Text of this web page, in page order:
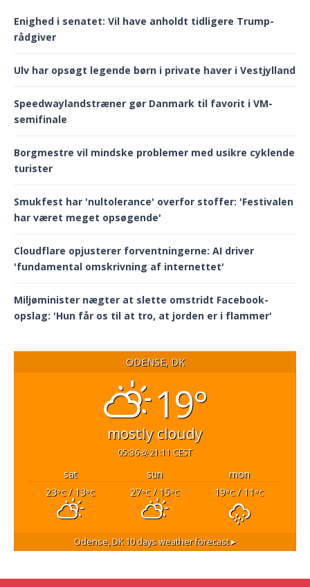
Enighed i senatet: Vil have anholdt tidligere Trump-
rådgiver
Ulv har opsøgt legende børn i private haver i Vestjylland
Speedwaylandstræner gør Danmark til favorit i VM-
semifinale
Borgmestre vil mindske problemer med usikre cyklende
turister
Smukfest har 'nultolerance' overfor stoffer: 'Festivalen
har været meget opsøgende'
Cloudflare opjusterer forventningerne: AI driver
'fundamental omskrivning af internettet'
Miljøminister nægter at slette omstridt Facebook-
opslag: 'Hun får os til at tro, at jorden er i flammer'
ODENSE, DK
19°
mostly cloudy
05:36 21:11 CEST
sat sun
mon
23°C/ 13°C 27°C/ 15°C 19°C/ 11 °C
Odense, DK10 days weather forecast ▸